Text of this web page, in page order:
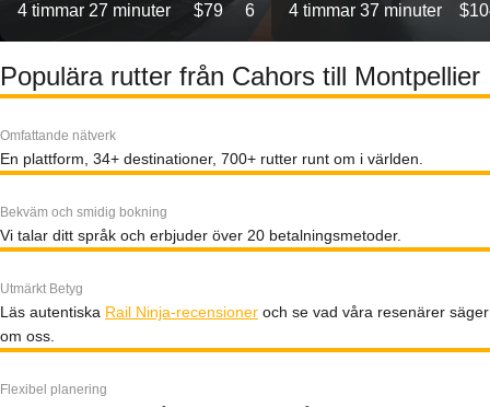
4 timmar 27 minuter $79 6 4 timmar 37 minuter
Populära rutter från Cahors till Montpellier
Omfattande nätverk
En plattform, 34+ destinationer, 700+ rutter runt om i världen.
Bekväm och smidig bokning
Vi talar ditt språk och erbjuder över 20 betalningsmetoder.
Utmärkt Betyg
Läs autentiska Rail Ninja-recensioner och se vad våra resenärer säger
om oss.
Flexibel planering